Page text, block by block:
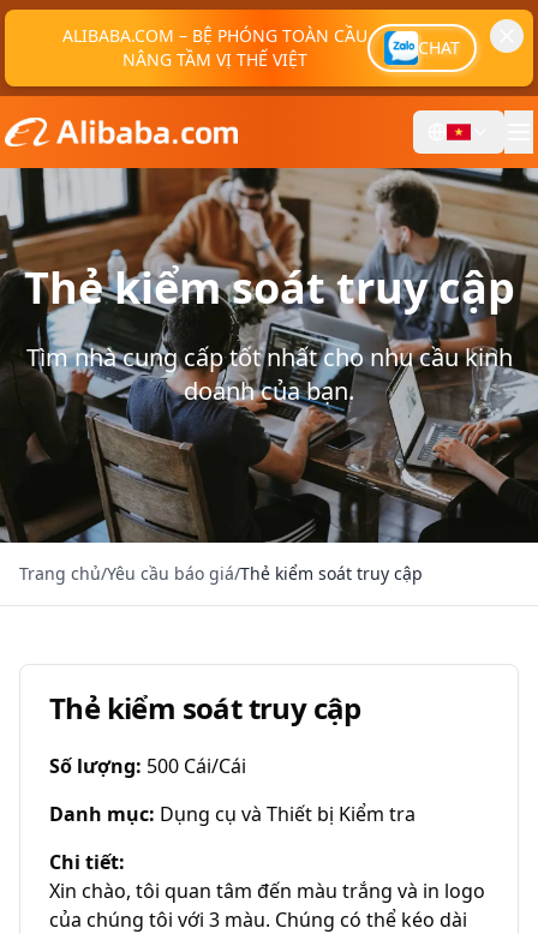
ALIBABA.COM – BỆ PHÓNG TOÀN CẦU
NÂNG TẦM VỊ THẾ VIỆT
CHAT
Thẻ kiểm soát truy cập
Tìm nhà cung cấp tốt nhất cho nhu cầu kinh
doanh của bạn.
Trang chủ/Yêu cầu báo giá/Thẻ kiểm soát truy cập
Thẻ kiểm soát truy cập
Số lượng: 500 Cái/Cái
Danh mục: Dụng cụ và Thiết bị Kiểm tra
Chi tiết:
Xin chào, tôi quan tâm đến màu trắng và in logo
của chúng tôi với 3 màu. Chúng có thể kéo dài